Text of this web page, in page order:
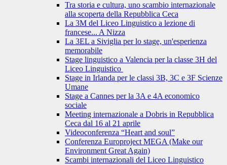
Tra storia e cultura, uno scambio internazionale
alla scoperta della Repubblica Ceca
La 3M del Liceo Linguistico a lezione di
francese... A Nizza
La 3EL a Siviglia per lo stage, un'esperienza
memorabile
Stage linguistico a Valencia per la classe 3H del
Liceo Linguistico
Stage in Irlanda per le classi 3B, 3C e 3F Scienze
Umane
Stage a Cannes per la 3A e 4A economico
sociale
Meeting internazionale a Dobris in Repubblica
Ceca dal 16 al 21 aprile
Videoconferenza “Heart and soul”
Conferenza Europroject MEGA (Make our
Environment Great Again)
Scambi internazionali del Liceo Linguistico